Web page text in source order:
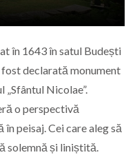
în 1643 în satul Budești
declarată monument
Nicolae”.
o perspectivă
peisaj. Cei care aleg să
solemnă și liniștită.